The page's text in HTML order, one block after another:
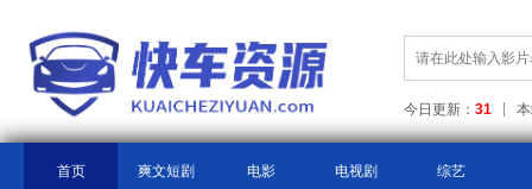
今日更新： 31
首页 爽文短剧 电影 电视剧 综艺